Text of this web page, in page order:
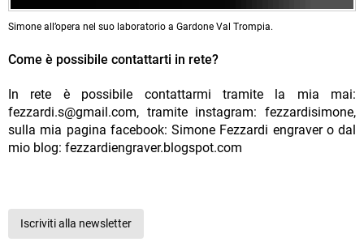
Simone all’opera nel suo laboratorio a Gardone Val Trompia.
Come è possibile contattarti in rete?
In rete è possibile contattarmi tramite la mia mai:
fezzardi.s@gmail.com, tramite instagram: fezzardisimone,
sulla mia pagina facebook: Simone Fezzardi engraver o dal
mio blog: fezzardiengraver.blogspot.com
Iscriviti alla newsletter